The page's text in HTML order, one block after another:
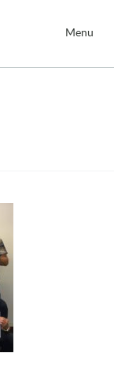
Menu